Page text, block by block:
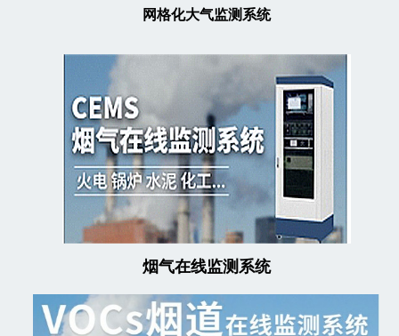
网格化大气监测系统
烟气在线监测系统